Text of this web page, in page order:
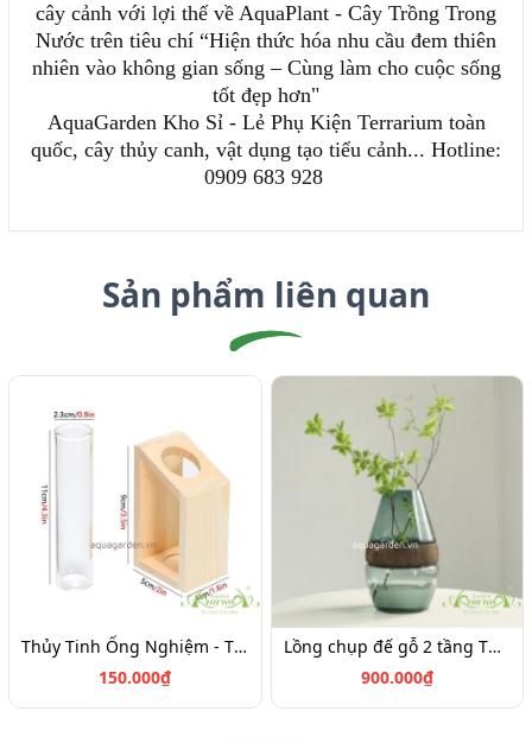
cây cảnh với lợi thế về AquaPlant - Cây Trồng Trong
Nước trên tiêu chí “Hiện thức hóa nhu cầu đem thiên
nhiên vào không gian sống – Cùng làm cho cuộc sống
tốt đẹp hơn"
AquaGarden Kho Sỉ - Lẻ Phụ Kiện Terrarium toàn
quốc, cây thủy canh, vật dụng tạo tiểu cảnh... Hotline:
0909 683 928
Sản phẩm liên quan
Thủy Tinh Ống Nghiệm - Thủy Tinh AquaGarden
150.000₫
Lồng chụp đế gỗ 2 tầng Thủy tinh
900.000₫